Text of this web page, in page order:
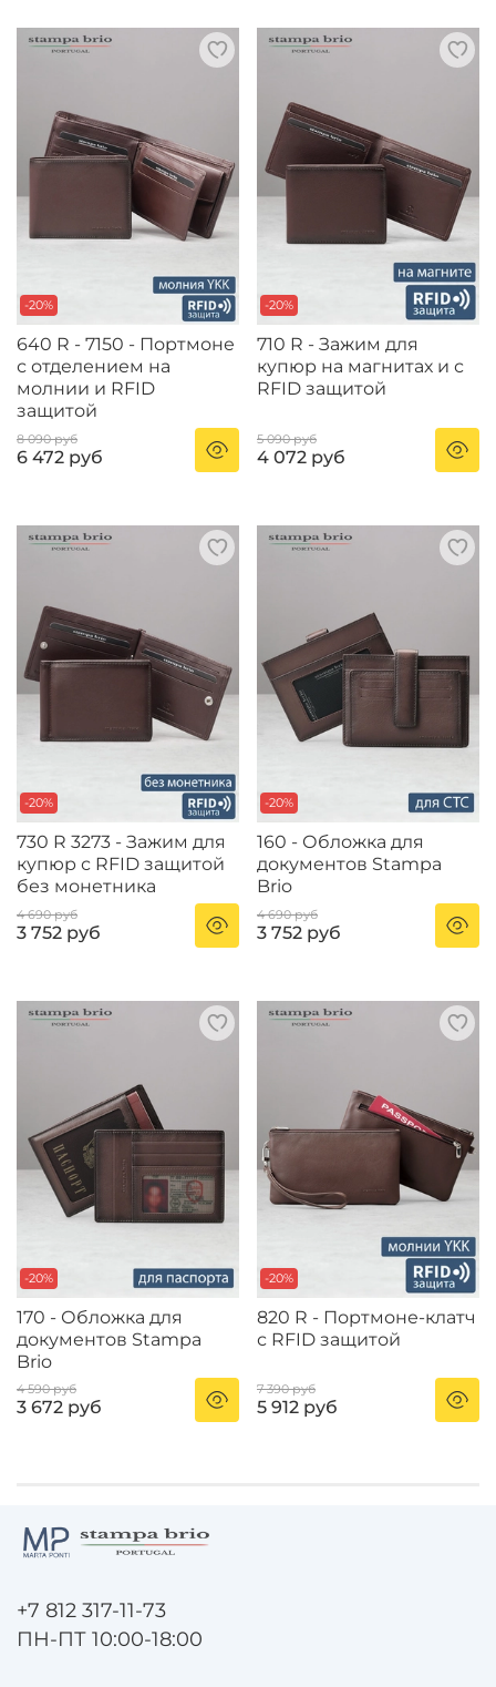
-20%
640 R - 7150 - Портмоне
с отделением на
молнии и RFID
защитой
8 090 руб
6 472 руб
-20%
710 R - Зажим для
купюр на магнитах и с
RFID защитой
5 090 руб
4 072 руб
-20%
730 R 3273 - Зажим для
купюр с RFID защитой
без монетника
4 690 руб
3 752 руб
-20%
160 - Обложка для
документов Stampa
Brio
4 690 руб
3 752 руб
-20%
170 - Обложка для
документов Stampa
Brio
4 590 руб
3 672 руб
-20%
820 R - Портмоне-клатч
с RFID защитой
7 390 руб
5 912 руб
+7 812 317-11-73
ПН-ПТ 10:00-18:00